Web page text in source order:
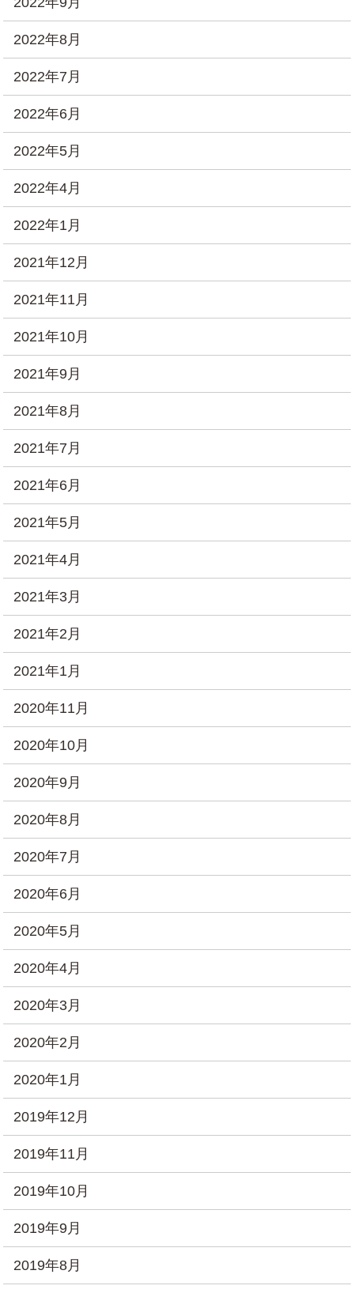
2022年8月
2022年7月
2022年6月
2022年5月
2022年4月
2022年1月
2021年12月
2021年11月
2021年10月
2021年9月
2021年8月
2021年7月
2021年6月
2021年5月
2021年4月
2021年3月
2021年2月
2021年1月
2020年11月
2020年10月
2020年9月
2020年8月
2020年7月
2020年6月
2020年5月
2020年4月
2020年3月
2020年2月
2020年1月
2019年12月
2019年11月
2019年10月
2019年9月
2019年8月